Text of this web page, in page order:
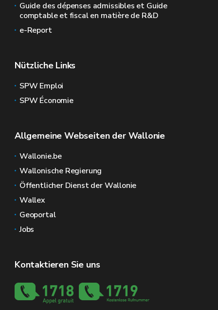
Guide des dépenses admissibles et Guide
comptable et fiscal en matière de R&D
e-Report
Nützliche Links
SPW Emploi
SPW Économie
Allgemeine Webseiten der Wallonie
Wallonie.be
Wallonische Regierung
Öffentlicher Dienst der Wallonie
Wallex
Geoportal
Jobs
Kontaktieren Sie uns